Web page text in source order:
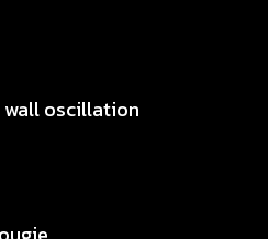
oscillation